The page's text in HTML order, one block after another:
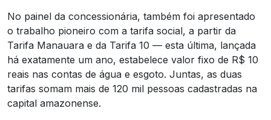
No painel da concessionária, também foi apresentado
o trabalho pioneiro com a tarifa social, a partir da
Tarifa Manauara e da Tarifa 10 — esta última, lançada
há exatamente um ano, estabelece valor fixo de R$ 10
reais nas contas de água e esgoto. Juntas, as duas
tarifas somam mais de 120 mil pessoas cadastradas na
capital amazonense.